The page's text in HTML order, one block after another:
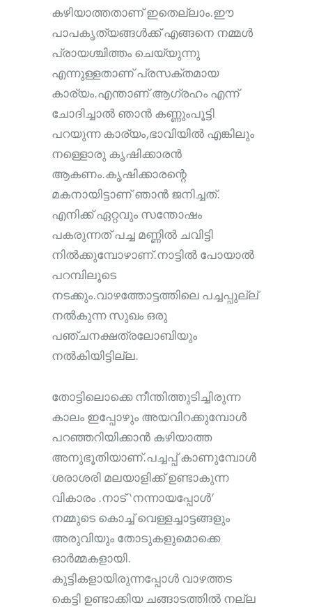
കഴിയാത്തതാണ് ഇതെല്ലാം.ഈ
പാപകൃത്യങ്ങൾക്ക് എങ്ങനെ നമ്മൾ
പ്രായശ്ചിത്തം ചെയ്യുന്നു
എന്നുള്ളതാണ് പ്രസക്തമായ
കാര്യം.എന്താണ് ആഗ്രഹം എന്ന്
ചോദിച്ചാൽ ഞാൻ കണ്ണുംപൂട്ടി
പറയുന്ന കാര്യം,ഭാവിയിൽ എങ്കിലും
നള്ളൊരു കൃഷിക്കാരൻ
ആകണം.കൃഷിക്കാരന്റെ
മകനായിട്ടാണ് ഞാൻ ജനിച്ചത്.
എനിക്ക് ഏറ്റവും സന്തോഷം
പകരുന്നത് പച്ച മണ്ണിൽ ചവിട്ടി
നിൽക്കുമ്പോഴാണ്.നാട്ടിൽ പോയാൽ
പറമ്പിലൂടെ
നടക്കും.വാഴത്തോട്ടത്തിലെ പച്ചപ്പുല്ല്
നൽകുന്ന സുഖം ഒരു
പഞ്ചനക്ഷത്രലോബിയും
നൽകിയിട്ടില്ല.
തോട്ടിലൊക്കെ നീന്തിത്തുടിച്ചിരുന്ന
കാലം ഇപ്പോഴും അയവിറക്കുമ്പോൾ
പറഞ്ഞറിയിക്കാൻ കഴിയാത്ത
അനുഭൂതിയാണ്.പച്ചപ്പ് കാണുമ്പോൾ
ശരാശരി മലയാളിക്ക് ഉണ്ടാകുന്ന
വികാരം .നാട് ‘നന്നായപ്പോൾ’
നമ്മുടെ കൊച്ച് വെള്ളച്ചാട്ടങ്ങളും
അരുവിയും തോടുകളുമൊക്കെ
ഓർമ്മകളായി.
കുട്ടികളായിരുന്നപ്പോൾ വാഴത്തട
കെട്ടി ഉണ്ടാക്കിയ ചങ്ങാടത്തിൽ നല്ല